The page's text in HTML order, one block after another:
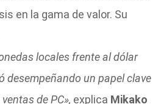
en la gama de valor. Su
locales frente al dólar
desempeñando un papel clave
de PC», explica Mikako